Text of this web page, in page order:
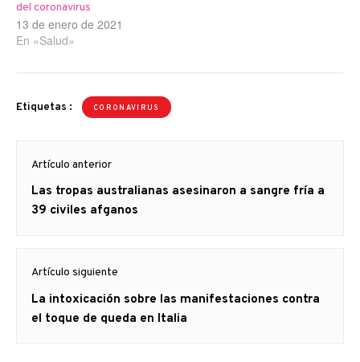
del coronavirus
13 de enero de 2021
En «Salud»
Etiquetas : CORONAVIRUS
de
entradas
Artículo anterior
Artículo
anterior
Las tropas australianas asesinaron a sangre fría a
39 civiles afganos
Artículo siguiente
Artículo
siguiente:
La intoxicación sobre las manifestaciones contra
el toque de queda en Italia